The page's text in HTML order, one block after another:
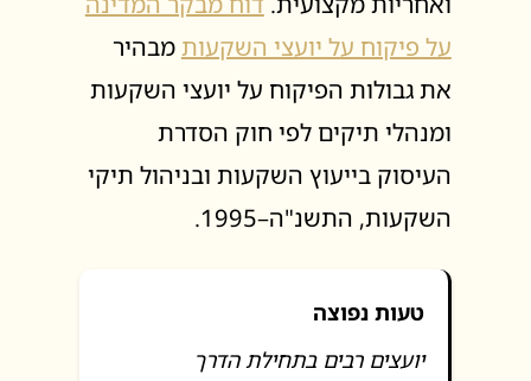
על פיקוח על יועצי השקעותמבהיר
את גבולות הפיקוח על יועצי השקעות
ומנהלי תיקים לפי חוק הסדרת
העיסוק בייעוץ השקעות ובניהול תיקי
השקעות, התשנ"ה–1995.
טעות נפוצה
יועצים רבים בתחילת הדרך